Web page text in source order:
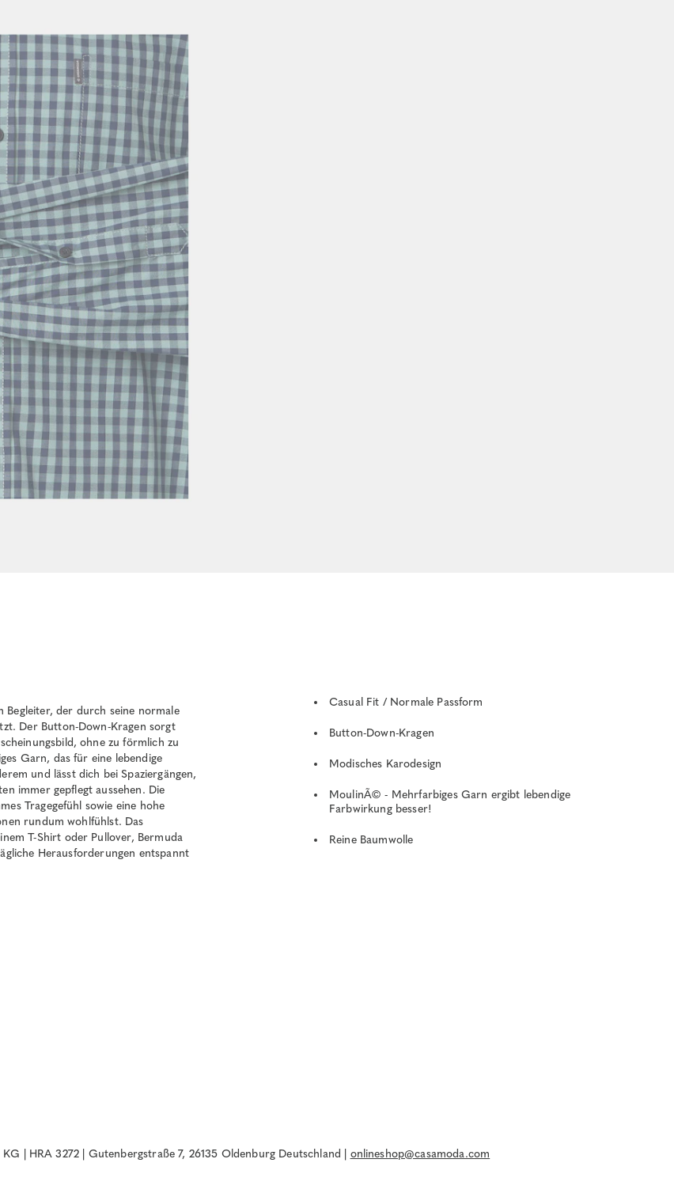
Begleiter, der durch seine normale
Der Button-Down-Kragen sorgt
ohne zu förmlich zu
Garn, das für eine lebendige
und lässt dich bei Spaziergängen,
immer gepflegt aussehen. Die
Tragegefühl sowie eine hohe
rundum wohlfühlst. Das
T-Shirt oder Pullover, Bermuda
Herausforderungen entspannt
Casual Fit / Normale Passform
Button-Down-Kragen
Modisches Karodesign
MoulinÃ© - Mehrfarbiges Garn ergibt lebendige
Farbwirkung besser!
Reine Baumwolle
| HRA 3272 | Gutenbergstraße 7, 26135 Oldenburg Deutschland | onlineshop@casamoda.com